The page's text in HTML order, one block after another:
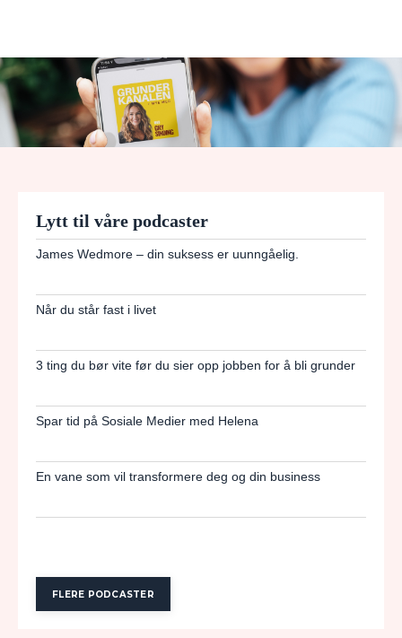
Lytt til våre podcaster
James Wedmore – din suksess er uunngåelig.
Når du står fast i livet
3 ting du bør vite før du sier opp jobben for å bli grunder
Spar tid på Sosiale Medier med Helena
En vane som vil transformere deg og din business
FLERE PODCASTER